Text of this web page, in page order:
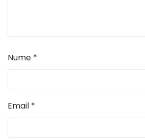
Nume *
Email *